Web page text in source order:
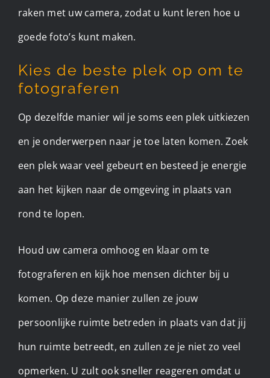
raken met uw camera, zodat u kunt leren hoe u
goede foto’s kunt maken.
Kies de beste plek op om te
fotograferen
Op dezelfde manier wil je soms een plek uitkiezen
en je onderwerpen naar je toe laten komen. Zoek
een plek waar veel gebeurt en besteed je energie
aan het kijken naar de omgeving in plaats van
rond te lopen.
Houd uw camera omhoog en klaar om te
fotograferen en kijk hoe mensen dichter bij u
komen. Op deze manier zullen ze jouw
persoonlijke ruimte betreden in plaats van dat jij
hun ruimte betreedt, en zullen ze je niet zo veel
opmerken. U zult ook sneller reageren omdat u